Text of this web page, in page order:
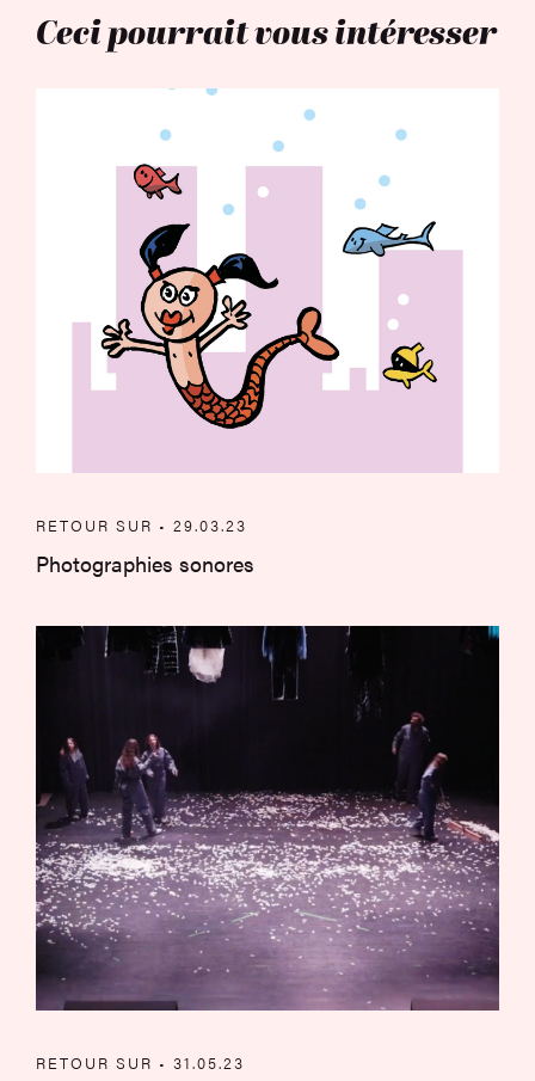
Ceci pourrait vous intéresser
Photographies sonores
RETOUR SUR • 29.03.23
Photographies sonores
FRAJA 2023 … 2024 !
RETOUR SUR • 31.05.23